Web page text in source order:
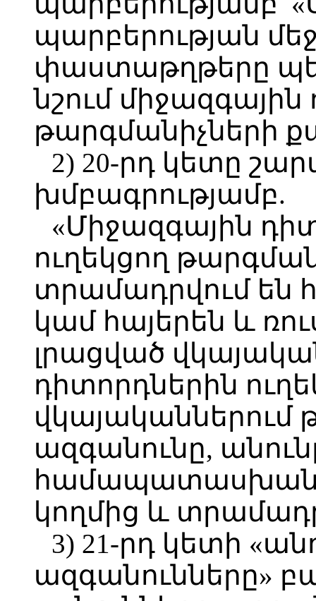
պարբերության
փաստաթղթերը
նշում
թարգմանիչների
2) 20-րդ կետը
խմբագրությամբ.
«Միջազգային
ուղեկցող
տրամադրվում են
կամ հայերեն և
լրացված
դիտորդներին
վկայականներում
ազգանունը,
համապատասխան
կողմից և
3) 21-րդ կետի
ազգանունները»